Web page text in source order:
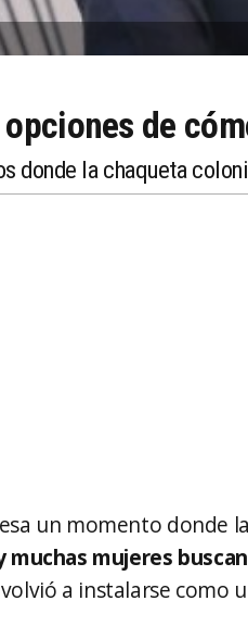
de
donde la chaqueta
un momento donde
muchas mujeres
volvió a instalarse como